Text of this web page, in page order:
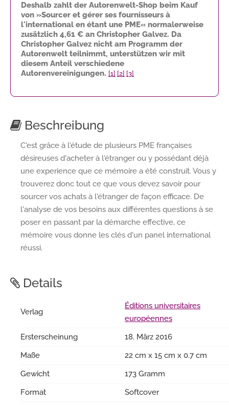
Deshalb zahlt der Autorenwelt-Shop beim Kauf
von »Sourcer et gérer ses fournisseurs à
l'international en étant une PME« normalerweise
zusätzlich 4,61 € an Christopher Galvez. Da
Christopher Galvez nicht am Programm der
Autorenwelt teilnimmt, unterstützen wir mit
diesem Anteil verschiedene
Autorenvereinigungen. [1] [2] [3]
Beschreibung
C'est grâce à l'étude de plusieurs PME françaises
désireuses d'acheter à l'étranger ou y possédant déjà
une experience que ce mémoire a été construit. Vous y
trouverez donc tout ce que vous devez savoir pour
sourcer vos achats à l'étranger de façon efficace. De
l'analyse de vos besoins aux différentes questions à se
poser en passant par la démarche effective, ce
mémoire vous donne les clés d'un panel international
réussi.
Details
Verlag
Éditions universitaires
européennes
Ersterscheinung
18. März 2016
Maße
22 cm x 15 cm x 0.7 cm
Gewicht
173 Gramm
Format
Softcover